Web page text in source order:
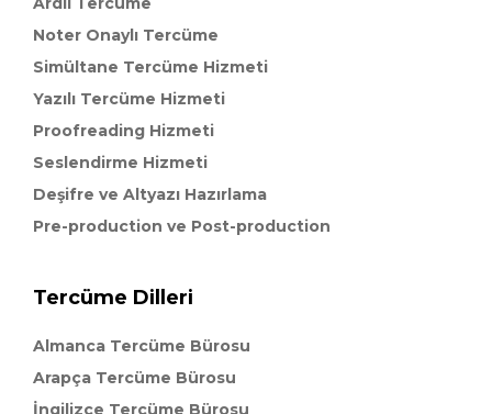
Noter Onaylı Tercüme
Simültane Tercüme Hizmeti
Yazılı Tercüme Hizmeti
Proofreading Hizmeti
Seslendirme Hizmeti
Deşifre ve Altyazı Hazırlama
Pre-production ve Post-production
Tercüme Dilleri
Almanca Tercüme Bürosu
Arapça Tercüme Bürosu
İngilizce Tercüme Bürosu